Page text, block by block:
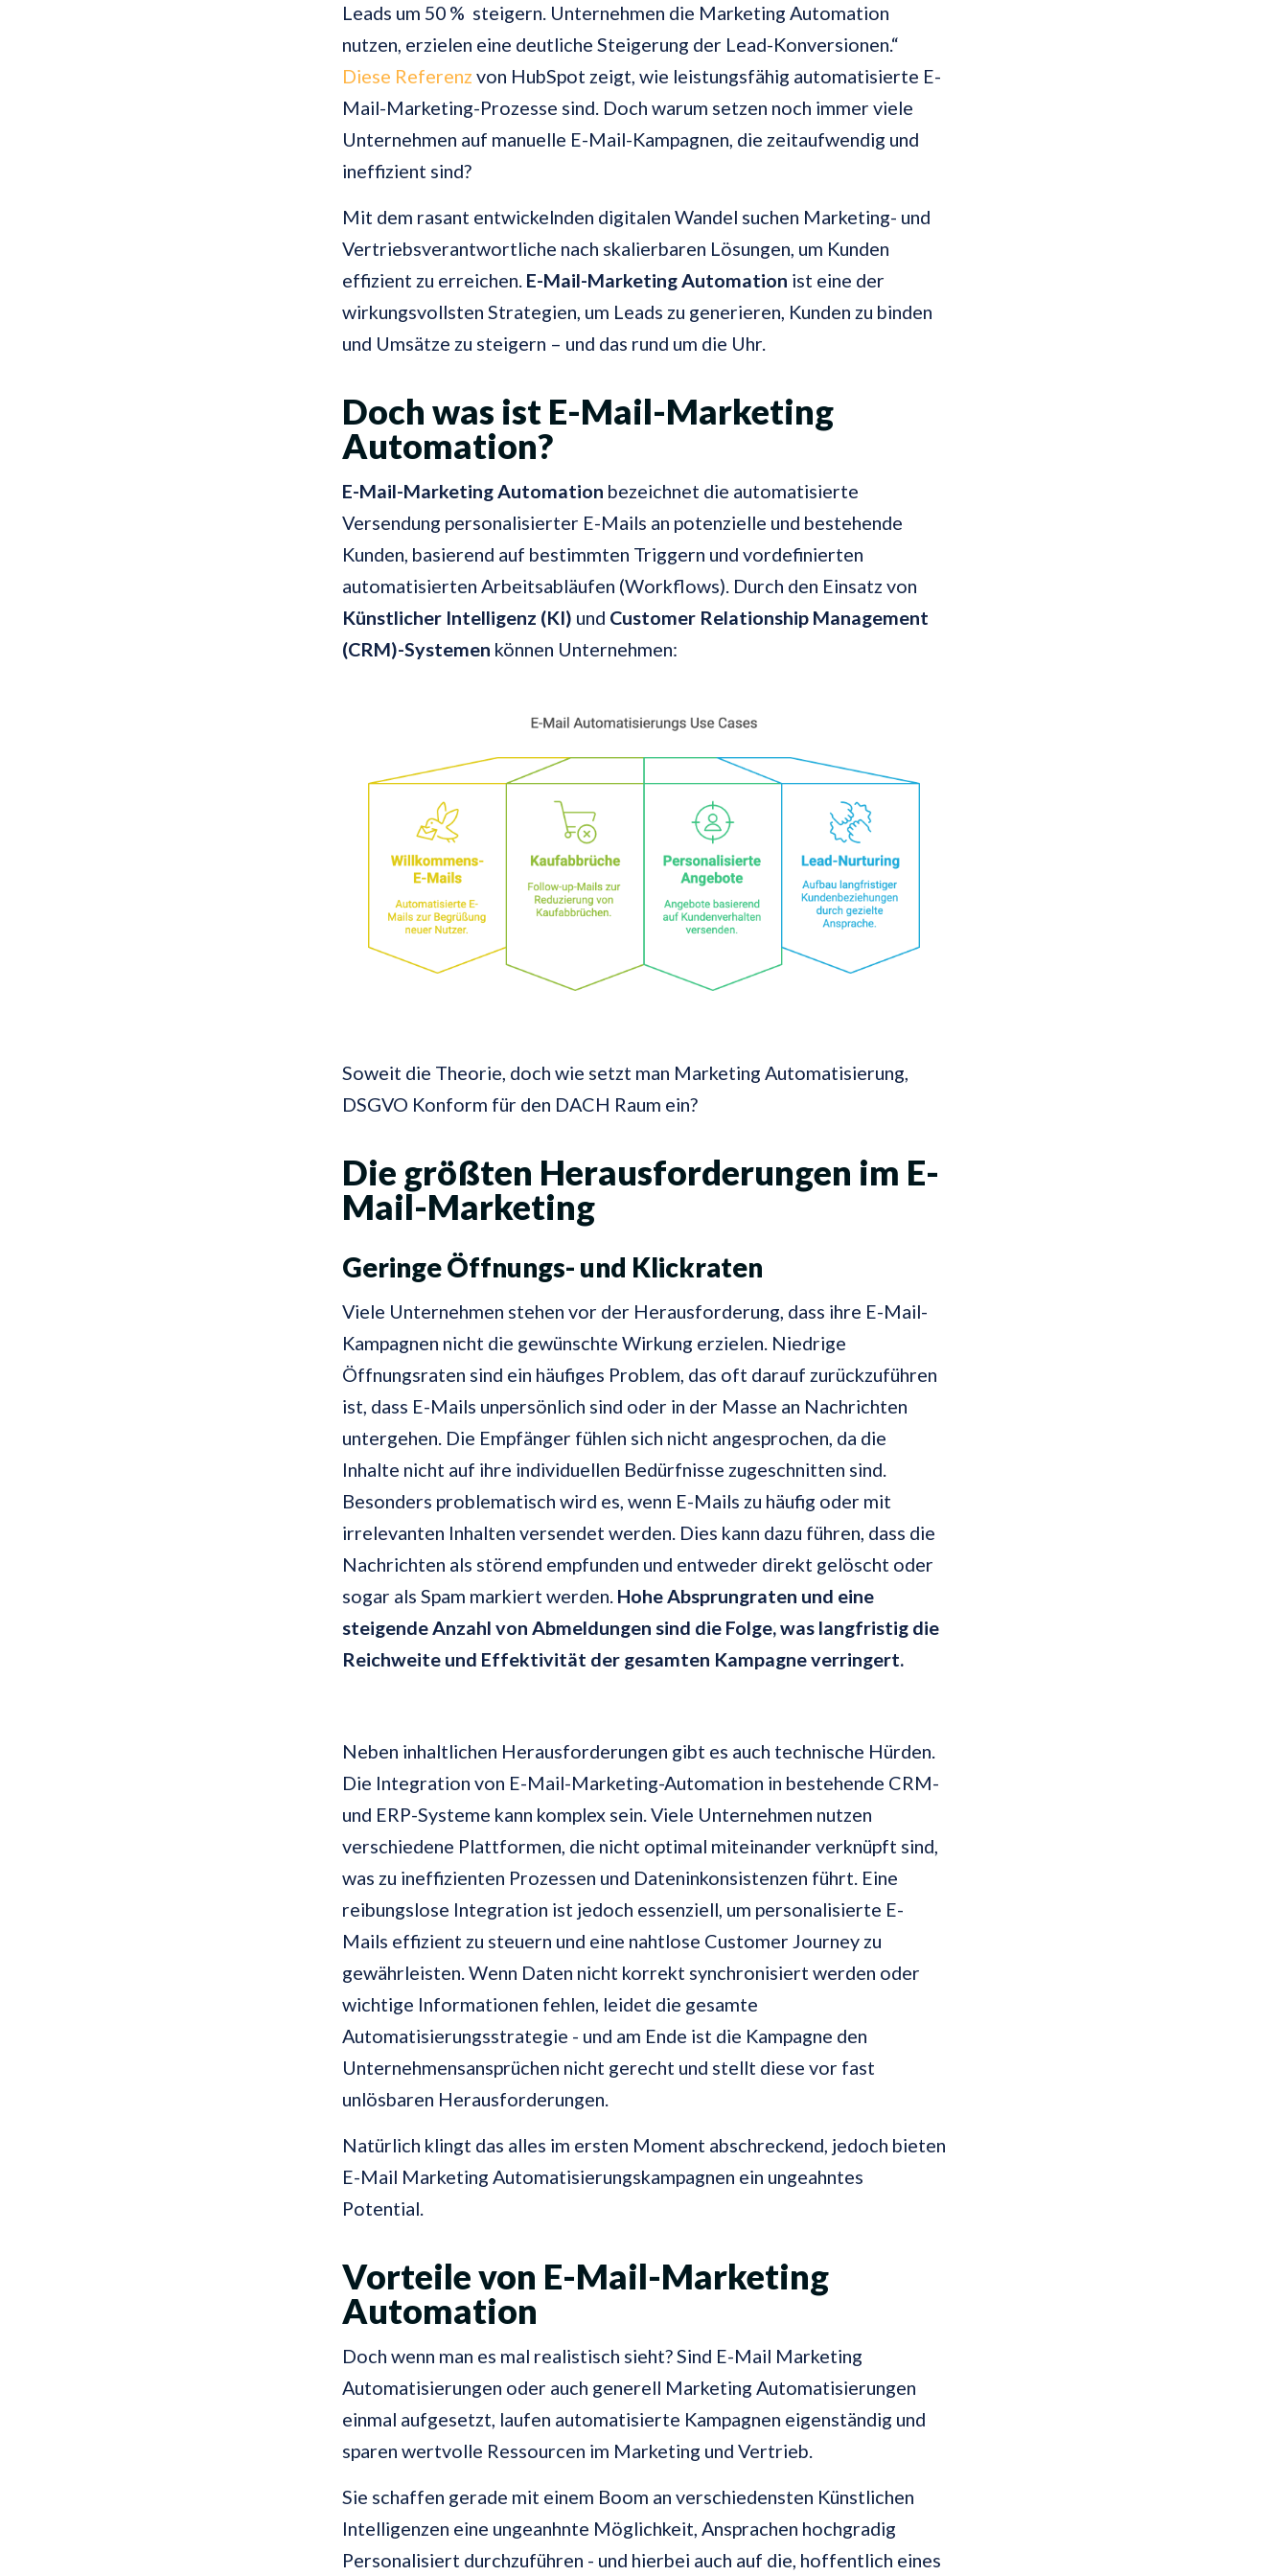
Leads um 50 % steigern. Unternehmen die Marketing Automation
nutzen, erzielen eine deutliche Steigerung der Lead-Konversionen.“
Diese Referenz von HubSpot zeigt, wie leistungsfähig automatisierte E-
Mail-Marketing-Prozesse sind. Doch warum setzen noch immer viele
Unternehmen auf manuelle E-Mail-Kampagnen, die zeitaufwendig und
ineffizient sind?
Mit dem rasant entwickelnden digitalen Wandel suchen Marketing- und
Vertriebsverantwortliche nach skalierbaren Lösungen, um Kunden
effizient zu erreichen. E-Mail-Marketing Automation ist eine der
wirkungsvollsten Strategien, um Leads zu generieren, Kunden zu binden
und Umsätze zu steigern – und das rund um die Uhr.
Doch was ist E-Mail-Marketing
Automation?
E-Mail-Marketing Automation bezeichnet die automatisierte
Versendung personalisierter E-Mails an potenzielle und bestehende
Kunden, basierend auf bestimmten Triggern und vordefinierten
automatisierten Arbeitsabläufen (Workflows). Durch den Einsatz von
Künstlicher Intelligenz (KI) und Customer Relationship Management
(CRM)-Systemen können Unternehmen:
Soweit die Theorie, doch wie setzt man Marketing Automatisierung,
DSGVO Konform für den DACH Raum ein?
Die größten Herausforderungen im E-
Mail-Marketing
Geringe Öffnungs- und Klickraten
Viele Unternehmen stehen vor der Herausforderung, dass ihre E-Mail-
Kampagnen nicht die gewünschte Wirkung erzielen. Niedrige
Öffnungsraten sind ein häufiges Problem, das oft darauf zurückzuführen
ist, dass E-Mails unpersönlich sind oder in der Masse an Nachrichten
untergehen. Die Empfänger fühlen sich nicht angesprochen, da die
Inhalte nicht auf ihre individuellen Bedürfnisse zugeschnitten sind.
Besonders problematisch wird es, wenn E-Mails zu häufig oder mit
irrelevanten Inhalten versendet werden. Dies kann dazu führen, dass die
Nachrichten als störend empfunden und entweder direkt gelöscht oder
sogar als Spam markiert werden. Hohe Absprungraten und eine
steigende Anzahl von Abmeldungen sind die Folge, was langfristig die
Reichweite und Effektivität der gesamten Kampagne verringert.
Neben inhaltlichen Herausforderungen gibt es auch technische Hürden.
Die Integration von E-Mail-Marketing-Automation in bestehende CRM-
und ERP-Systeme kann komplex sein. Viele Unternehmen nutzen
verschiedene Plattformen, die nicht optimal miteinander verknüpft sind,
was zu ineffizienten Prozessen und Dateninkonsistenzen führt. Eine
reibungslose Integration ist jedoch essenziell, um personalisierte E-
Mails effizient zu steuern und eine nahtlose Customer Journey zu
gewährleisten. Wenn Daten nicht korrekt synchronisiert werden oder
wichtige Informationen fehlen, leidet die gesamte
Automatisierungsstrategie - und am Ende ist die Kampagne den
Unternehmensansprüchen nicht gerecht und stellt diese vor fast
unlösbaren Herausforderungen.
Natürlich klingt das alles im ersten Moment abschreckend, jedoch bieten
E-Mail Marketing Automatisierungskampagnen ein ungeahntes
Potential.
Vorteile von E-Mail-Marketing
Automation
Doch wenn man es mal realistisch sieht? Sind E-Mail Marketing
Automatisierungen oder auch generell Marketing Automatisierungen
einmal aufgesetzt, laufen automatisierte Kampagnen eigenständig und
sparen wertvolle Ressourcen im Marketing und Vertrieb.
Sie schaffen gerade mit einem Boom an verschiedensten Künstlichen
Intelligenzen eine ungeanhnte Möglichkeit, Ansprachen hochgradig
Personalisiert durchzuführen - und hierbei auch auf die, hoffentlich eines